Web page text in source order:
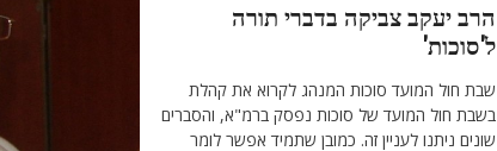
הרב יעקב צביקה בדברי תורה
ל'סוכות'
שבת חול המועד סוכות המנהג לקרוא את קהלת
בשבת חול המועד של סוכות נפסק ברמ"א, והסברים
שונים ניתנו לעניין זה. כמובן שתמיד אפשר לומר